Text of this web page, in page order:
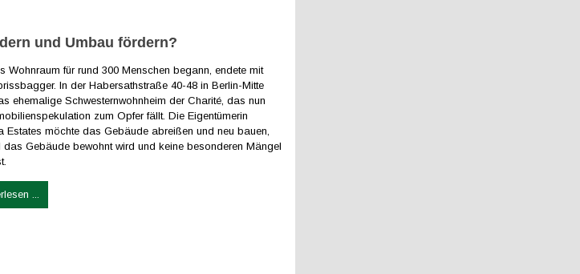
und Umbau fördern?
Wohnraum für rund 300 Menschen begann, endete mit
In der Habersathstraße 40-48 in Berlin-Mitte
ehemalige Schwesternwohnheim der Charité, das nun
zum Opfer fällt. Die Eigentümerin
Estates möchte das Gebäude abreißen und neu bauen,
das Gebäude bewohnt wird und keine besonderen Mängel
...